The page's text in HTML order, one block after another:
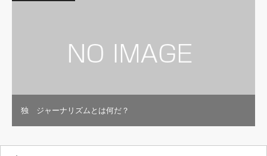
独 ジャーナリズムとは何だ？